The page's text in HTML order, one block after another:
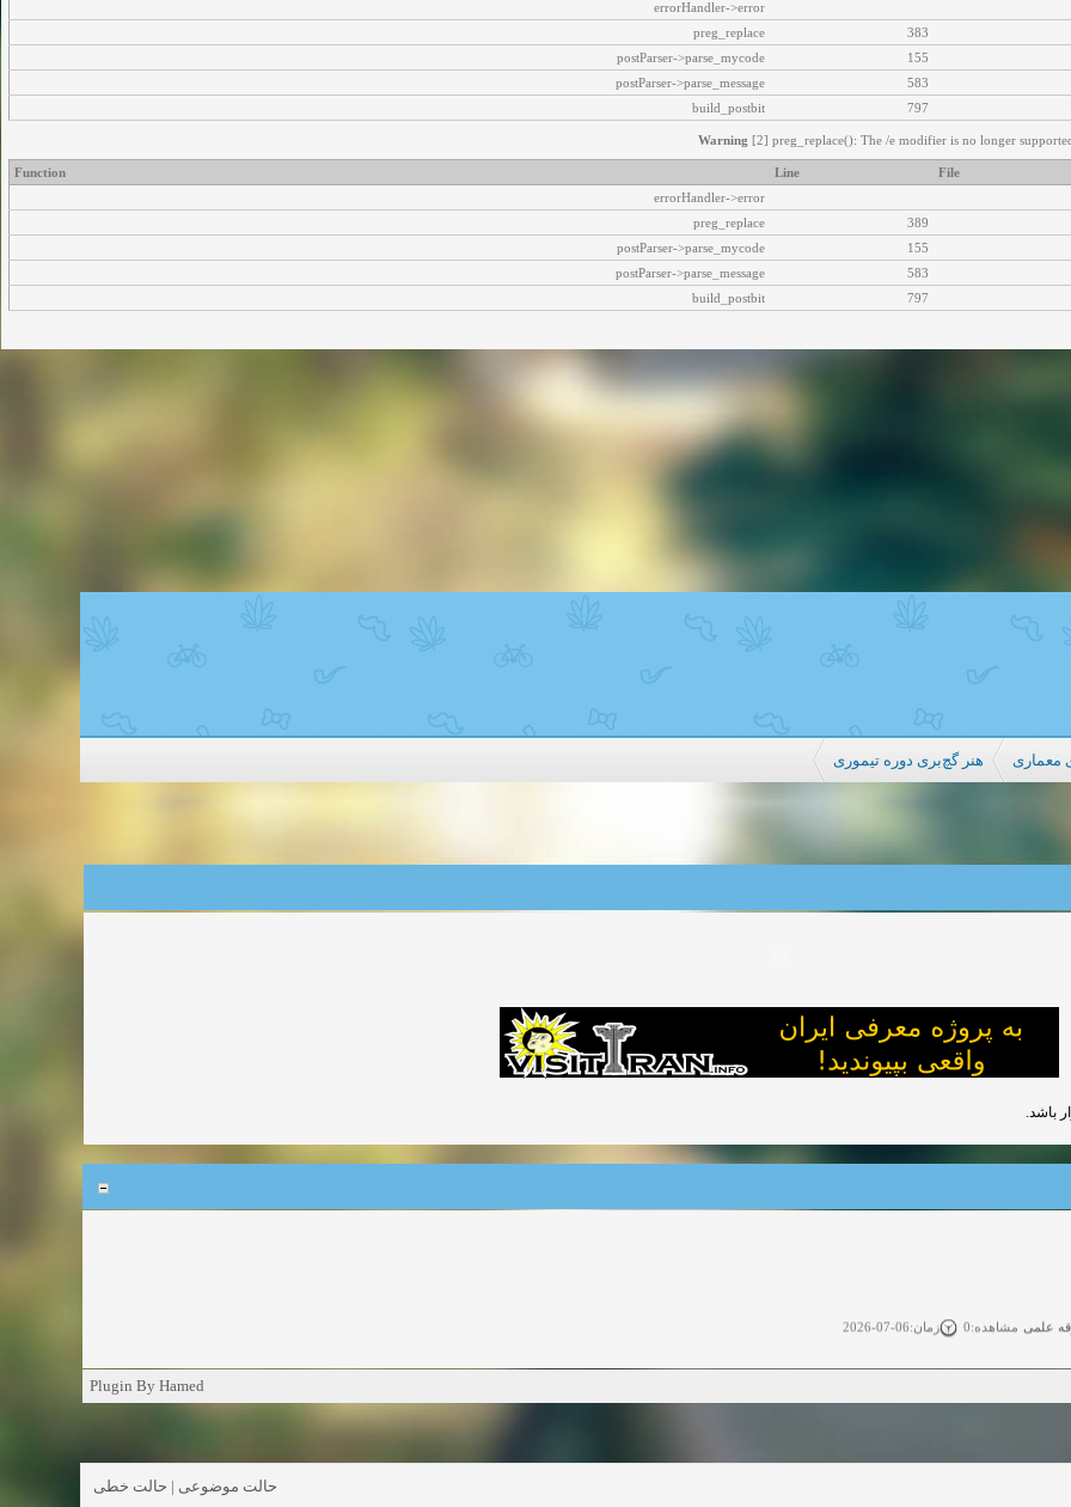
errorHandler->error
383
preg_replace
155
postParser->parse_mycode
583
postParser->parse_message
797
build_postbit
Warning [2] preg_replace(): The /e modifier is no longer
File
Line
Function
errorHandler->error
389
preg_replace
155
postParser->parse_mycode
583
postParser->parse_message
797
build_postbit
معماری هنر گچ‌بری دوره تیموری
آزاد مشاهده:0 زمان:02-26-2025
Plugin By Hamed
حالت موضوعی | حالت خطی